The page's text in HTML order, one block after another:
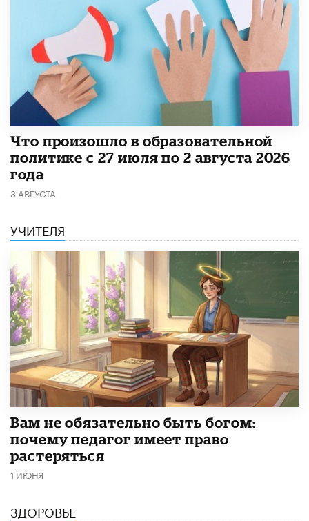
​Что произошло в образовательной
политике с 27 июля по 2 августа 2026
года
3 АВГУСТА
УЧИТЕЛЯ
​Вам не обязательно быть богом:
почему педагог имеет право
растеряться
1 ИЮНЯ
ЗДОРОВЬЕ